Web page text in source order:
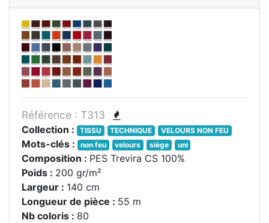
Référence : T313
Collection : TISSU TECHNIQUE VELOURS NON FEU
Mots-clés : non feu velours siège uni
Composition : PES Trevira CS 100%
Poids : 200 gr/m²
Largeur : 140 cm
Longueur de pièce : 55 m
Nb coloris : 80